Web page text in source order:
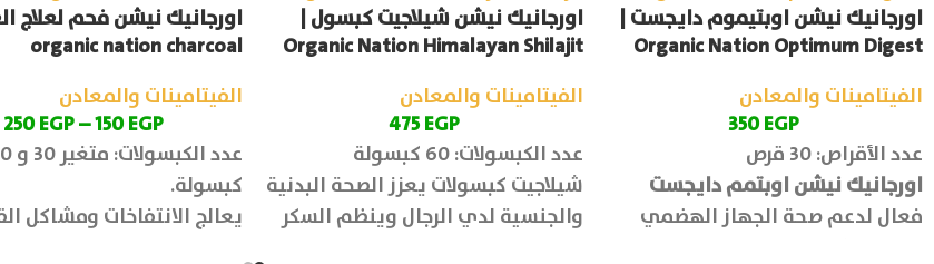
اورجانيك نيشن اوبتيموم دايجست |
Organic Nation Optimum Digest
الفيتامينات والمعادن
350EGP
عدد الأقراص: 30 قرص
اورجانيك نيشن اوبتمم دايجست
فعال لدعم صحة الجهاز الهضمي
اورجانيك نيشن شيلاجيت كبسول |
Organic Nation Himalayan Shilajit
الفيتامينات والمعادن
475EGP
عدد الكبسولات: 60 كبسولة
شيلاجيت كبسولات يعزز الصحة البدنية
والجنسية لدي الرجال وينظم السكر
اورجانيك نيشن فحم لعلاج
organic nation charcoal
الفيتامينات والمعادن
150EGP
–
250EGP
عدد
كبسولة.
يعالج الانتفاخات ومشاكل